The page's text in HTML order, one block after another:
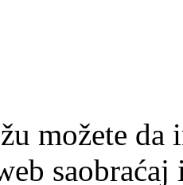
možete